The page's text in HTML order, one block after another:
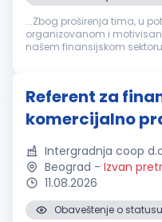
...Zbog proširenja tima, u
organizovanom i
našem finansijskom
Referent za
komercijalno
Intergradnja coop
Beograd - Izvan
11.08.2026
Obaveštenje o